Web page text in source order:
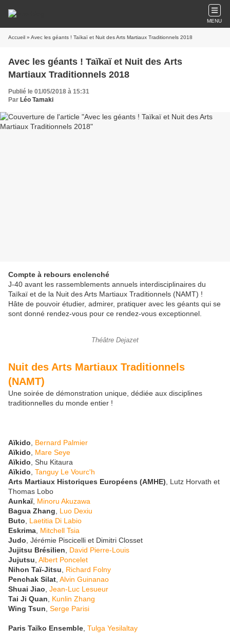
MENU
Accueil » Avec les géants ! Taïkaï et Nuit des Arts Martiaux Traditionnels 2018
Avec les géants ! Taïkaï et Nuit des Arts
Martiaux Traditionnels 2018
Publié le 01/05/2018 à 15:31
Par Léo Tamaki
Compte à rebours enclenché
J-40 avant les rassemblements annuels interdisciplinaires du
Taïkaï et de la Nuit des Arts Martiaux Traditionnels (NAMT) !
Hâte de pouvoir étudier, admirer, pratiquer avec les géants qui se
sont donné rendez-vous pour ce rendez-vous exceptionnel.
Théâtre Dejazet
Nuit des Arts Martiaux Traditionnels
(NAMT)
Une soirée de démonstration unique, dédiée aux disciplines
traditionnelles du monde entier !
Aïkido
Bernard Palmier
Aïkido
Mare Seye
Aïkido , Shu Kitaura
Aïkido Tanguy Le Vourc'h
Arts Martiaux Historiques Européens (AMHE) , Lutz Horvath et
Thomas Lobo
Aunkaï, Minoru Akuzawa
Bagua Zhang
Luo Dexiu
Buto
Laetitia Di Labio
Eskrima Mitchell Tsia
Judo , Jérémie Piscicelli et Dimitri Closset
Jujitsu Brésilien
David Pierre-Louis
Jujutsu Albert Poncelet
Nihon Taï-Jitsu
Richard Folny
Penchak Silat Alvin Guinanao
Shuai Jiao Jean-Luc Lesueur
Tai Ji Quan
Kunlin Zhang
Wing Tsun Serge Parisi
Paris Taïko Ensemble Tulga Yesilaltay